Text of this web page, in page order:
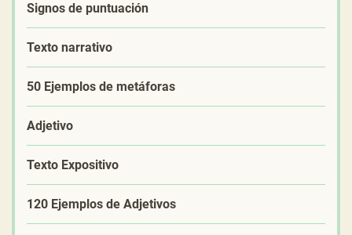
Signos de puntuación
Texto narrativo
50 Ejemplos de metáforas
Adjetivo
Texto Expositivo
120 Ejemplos de Adjetivos